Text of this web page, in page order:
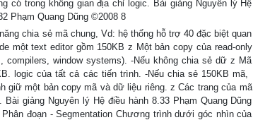
có trong không gian địa chỉ logic. Bài giảng Nguyên lý Hệ
Phạm Quang Dũng ©2008 8
chia sẻ mã chung, Vd: hệ thống hỗ trợ 40 đặc biệt quan
một text editor gồm 150KB z Một bản copy của read-only
window systems). -Nếu không chia sẻ dữ z Mã
logic của tất cả các tiến trình. -Nếu chia sẻ 150KB mã, 
giữ một bản copy mã và dữ liệu riêng. z Các trang của mã
giảng Nguyên lý Hệ điều hành 8.33 Phạm Quang Dũng
đoạn - Segmentation Chương trình dưới góc nhìn của